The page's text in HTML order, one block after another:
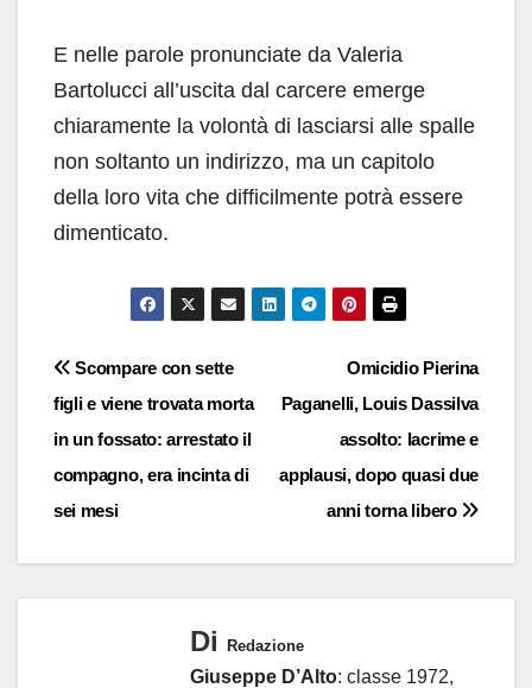
E nelle parole pronunciate da Valeria
Bartolucci all’uscita dal carcere emerge
chiaramente la volontà di lasciarsi alle spalle
non soltanto un indirizzo, ma un capitolo
della loro vita che difficilmente potrà essere
dimenticato.
Navigazione
articoli
Omicidio Pierina
Paganelli, Louis Dassilva
assolto: lacrime e
applausi, dopo quasi due
anni torna libero
Scompare con sette
figli e viene trovata morta
in un fossato: arrestato il
compagno, era incinta di
sei mesi
Di Redazione
Giuseppe D’Alto: classe 1972,